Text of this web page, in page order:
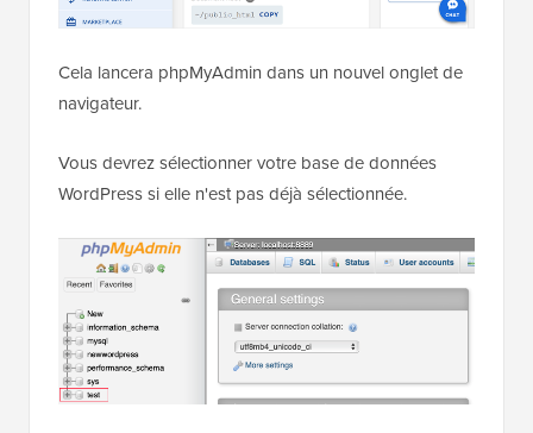
Cela lancera phpMyAdmin dans un nouvel onglet de
navigateur.
Vous devrez sélectionner votre base de données
WordPress si elle n'est pas déjà sélectionnée.